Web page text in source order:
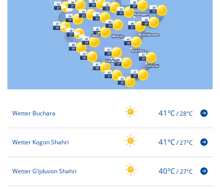
Wetter Buchara 41°C/28°C
Wetter Kogon Shahri 41°C/27°C
Wetter G’ijduvon Shahri 40°C/27°C